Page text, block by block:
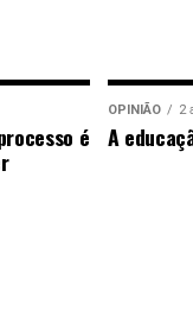
é
OPINIÃO 2
A